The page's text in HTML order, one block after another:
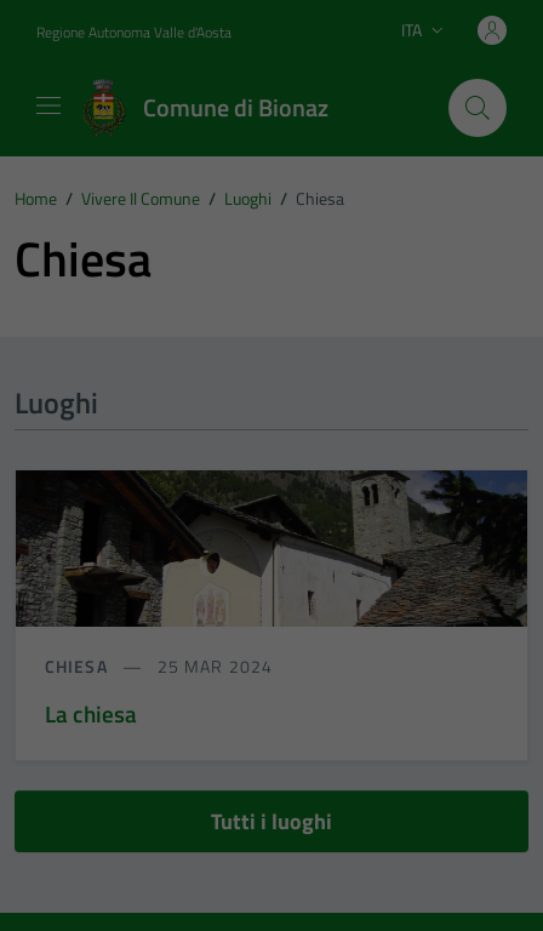
Regione Autonoma Valle d'Aosta Lingua attiva:
ITA
Comune di Bionaz
Home / Vivere Il Comune / Luoghi / Chiesa
Chiesa
Luoghi
CHIESA 25 MAR 2024
La chiesa
Tutti i luoghi